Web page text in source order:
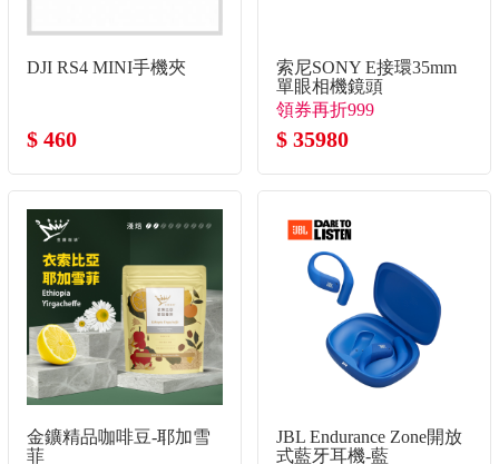
DJI RS4 MINI手機夾
$ 460
索尼SONY E接環35mm
單眼相機鏡頭
領券再折999
$ 35980
金鑛精品咖啡豆-耶加雪
菲
JBL Endurance Zone開放
式藍牙耳機-藍